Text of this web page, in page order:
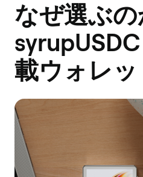
なぜ選ぶ
載ウォレッ